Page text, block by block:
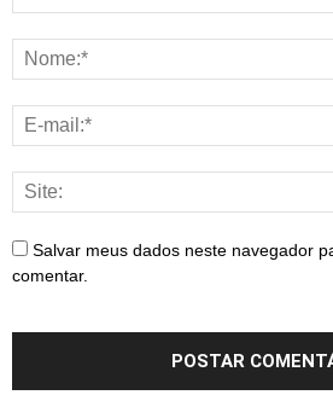
Salvar meus dados neste navegador
comentar.